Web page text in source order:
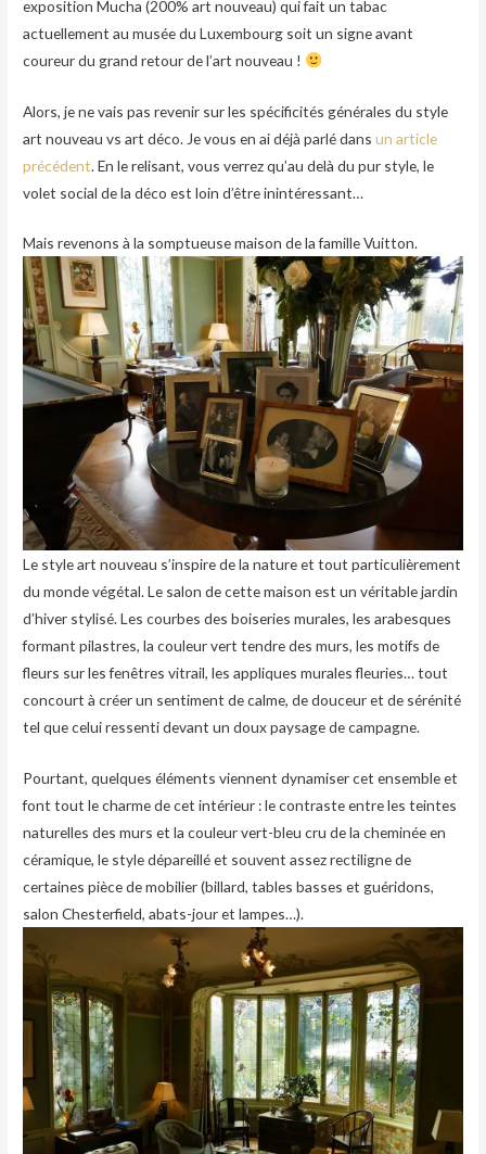
exposition Mucha (200% art nouveau) qui fait un tabac
actuellement au musée du Luxembourg soit un signe avant
coureur du grand retour de l’art nouveau !
Alors, je ne vais pas revenir sur les spécificités générales du style
art nouveau vs art déco. Je vous en ai déjà parlé dansun article
précédent. En le relisant, vous verrez qu’au delà du pur style, le
volet social de la déco est loin d’être inintéressant…
Mais revenons à la somptueuse maison de la famille Vuitton.
Le style art nouveau s’inspire de la nature et tout particulièrement
du monde végétal. Le salon de cette maison est un véritable jardin
d’hiver stylisé. Les courbes des boiseries murales, les arabesques
formant pilastres, la couleur vert tendre des murs, les motifs de
fleurs sur les fenêtres vitrail, les appliques murales fleuries… tout
concourt à créer un sentiment de calme, de douceur et de sérénité
tel que celui ressenti devant un doux paysage de campagne.
Pourtant, quelques éléments viennent dynamiser cet ensemble et
font tout le charme de cet intérieur : le contraste entre les teintes
naturelles des murs et la couleur vert-bleu cru de la cheminée en
céramique, le style dépareillé et souvent assez rectiligne de
certaines pièce de mobilier (billard, tables basses et guéridons,
salon Chesterfield, abats-jour et lampes…).